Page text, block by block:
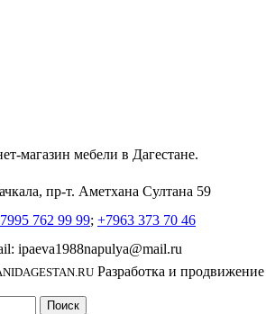
магазин мебели в Дагестане.
пр-т. Аметхана Султана 59
762 99 99; +7963 373 70 46
ipaeva1988napulya@mail.ru
Разработка и продвижение
Поиск